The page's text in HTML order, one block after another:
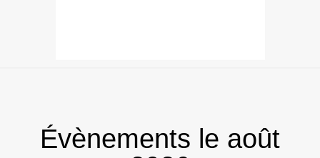
Évènements le août